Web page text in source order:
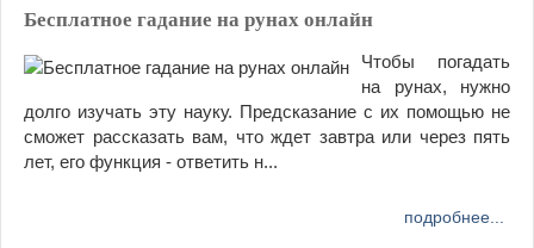
Бесплатное гадание на рунах онлайн
Чтобы погадать
на рунах, нужно
долго изучать эту науку. Предсказание с их помощью не
сможет рассказать вам, что ждет завтра или через пять
лет, его функция - ответить н...
подробнее...